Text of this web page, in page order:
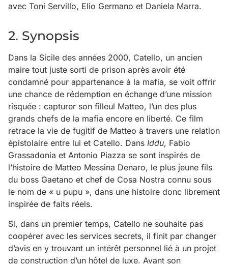
avec Toni Servillo, Elio Germano et Daniela Marra.
2. Synopsis
Dans la Sicile des années 2000, Catello, un ancien
maire tout juste sorti de prison après avoir été
condamné pour appartenance à la mafia, se voit offrir
une chance de rédemption en échange d’une mission
risquée : capturer son filleul Matteo, l’un des plus
grands chefs de la mafia encore en liberté. Ce film
retrace la vie de fugitif de Matteo à travers une relation
épistolaire entre lui et Catello. Dans Iddu, Fabio
Grassadonia et Antonio Piazza se sont inspirés de
l’histoire de Matteo Messina Denaro, le plus jeune fils
du boss Gaetano et chef de Cosa Nostra connu sous
le nom de « u pupu », dans une histoire donc librement
inspirée de faits réels.
Si, dans un premier temps, Catello ne souhaite pas
coopérer avec les services secrets, il finit par changer
d’avis en y trouvant un intérêt personnel lié à un projet
de construction d’un hôtel de luxe. Avant son